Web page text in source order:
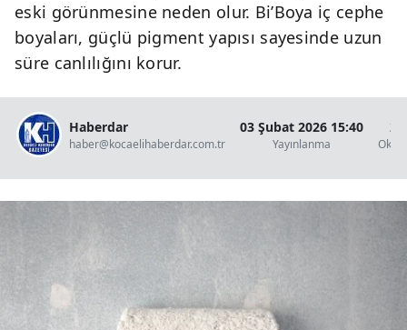
eski görünmesine neden olur. Bi’Boya iç cephe
boyaları, güçlü pigment yapısı sayesinde uzun
süre canlılığını korur.
Haberdar
haber@kocaelihaberdar.com.tr
03 Şubat 2026 15:40
Yayınlanma
2